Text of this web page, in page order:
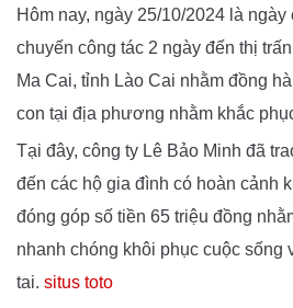
Hôm nay, ngày 25/10/2024 là
chuyến công tác 2 ngày đến thị
Ma Cai, tỉnh Lào Cai nhằm đồng
con tại địa phương nhằm khắc
Tại đây, công ty Lê Bảo Minh đã
đến các hộ gia đình có hoàn cảnh
đóng góp số tiền 65 triệu đồng
nhanh chóng khôi phục cuộc sống
tai. situs toto